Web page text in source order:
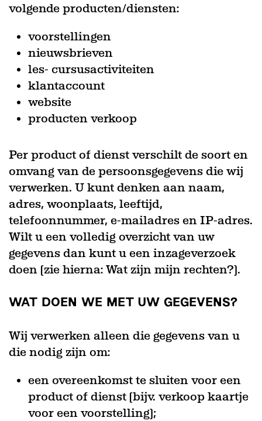
volgende producten/diensten:
voorstellingen
nieuwsbrieven
les- cursusactiviteiten
klantaccount
website
producten verkoop
Per product of dienst verschilt de soort en
omvang van de persoonsgegevens die wij
verwerken. U kunt denken aan naam,
adres, woonplaats, leeftijd,
telefoonnummer, e-mailadres en IP-adres.
Wilt u een volledig overzicht van uw
gegevens dan kunt u een inzageverzoek
doen (zie hierna: Wat zijn mijn rechten?).
WAT DOEN WE MET UW GEGEVENS?
Wij verwerken alleen die gegevens van u
die nodig zijn om:
een overeenkomst te sluiten voor een
product of dienst (bijv. verkoop kaartje
voor een voorstelling);